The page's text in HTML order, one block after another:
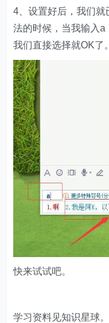
4、设置好后，我们就
法的时候，当我输入a
我们直接选择就OK了。
快来试试吧。
学习资料见知识星球。